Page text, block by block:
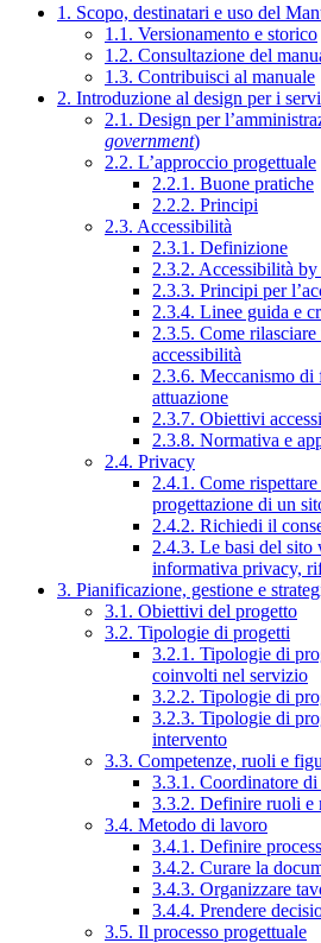
1. Scopo, destinatari e uso del
1.1. Versionamento e storico
1.2. Consultazione del
1.3. Contribuisci al manuale
2. Introduzione al design per i
2.1. Design per
government)
2.2. L’approccio progettuale
2.2.1. Buone pratiche
2.2.2. Principi
2.3. Accessibilità
2.3.1. Definizione
2.3.2. Accessibilità by
2.3.3. Principi per
2.3.4. Linee guida e
2.3.5. Come
accessibilità
2.3.6. Meccanismo di
attuazione
2.3.7. Obiettivi
2.3.8. Normativa e
2.4. Privacy
2.4.1. Come
progettazione di un
2.4.2. Richiedi il
2.4.3. Le basi del sito
informativa privacy,
3. Pianificazione, gestione e
3.1. Obiettivi del progetto
3.2. Tipologie di progetti
3.2.1. Tipologie di
coinvolti nel servizio
3.2.2. Tipologie di
3.2.3. Tipologie di
intervento
3.3. Competenze, ruoli e
3.3.1. Coordinatore
3.3.2. Definire ruoli e
3.4. Metodo di lavoro
3.4.1. Definire
3.4.2. Curare la
3.4.3. Organizzare
3.4.4. Prendere
3.5. Il processo progettuale